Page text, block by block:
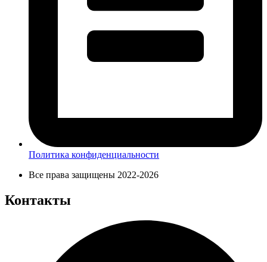
Политика конфиденциальности
Все права защищены 2022-2026
Контакты